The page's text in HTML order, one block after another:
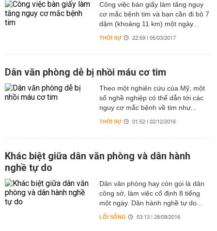
Công việc bàn giấy làm tăng nguy
cơ mắc bệnh tim và bạn cần đi bộ 7
dặm (khoảng 11 km) một ngày...
THỜI SỰ 22:59 | 05/03/2017
Dân văn phòng dễ bị nhồi máu cơ tim
Theo một nghiên cứu của Mỹ, một
số nghề nghiệp có thể dẫn tới các
nguy cơ mắc bệnh về tim như...
THỜI SỰ 01:52 | 02/12/2016
Khác biệt giữa dân văn phòng và dân hành
nghề tự do
Dân văn phòng hay còn gọi là dân
công sở, làm việc cố định 8 tiếng
một ngày. Dân hành nghề tự do...
LỐI SỐNG 03:13 | 28/09/2016